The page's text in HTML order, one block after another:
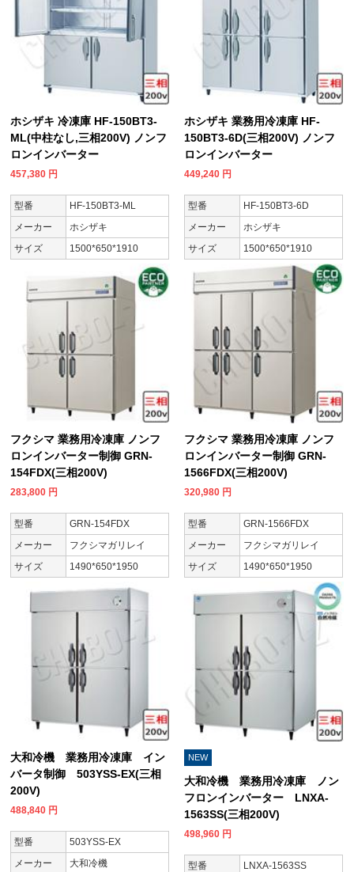
ホシザキ 冷凍庫 HF-150BT3-
ML(中柱なし,三相200V) ノンフ
ロンインバーター
457,380 円
型番
HF-150BT3-ML
メーカー
ホシザキ
サイズ
1500*650*1910
ホシザキ 業務用冷凍庫 HF-
150BT3-6D(三相200V) ノンフ
ロンインバーター
449,240 円
型番
HF-150BT3-6D
メーカー
ホシザキ
サイズ
1500*650*1910
フクシマ 業務用冷凍庫 ノンフ
ロンインバーター制御 GRN-
154FDX(三相200V)
283,800 円
型番
GRN-154FDX
メーカー
フクシマガリレイ
サイズ
1490*650*1950
フクシマ 業務用冷凍庫 ノンフ
ロンインバーター制御 GRN-
1566FDX(三相200V)
320,980 円
型番
GRN-1566FDX
メーカー
フクシマガリレイ
サイズ
1490*650*1950
大和冷機 業務用冷凍庫 イン
バータ制御 503YSS-EX(三相
200V)
488,840 円
型番
503YSS-EX
メーカー
大和冷機
NEW
大和冷機 業務用冷凍庫 ノン
フロンインバーター LNXA-
1563SS(三相200V)
498,960 円
型番
LNXA-1563SS